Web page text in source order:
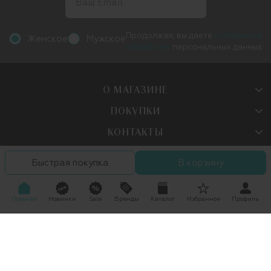
О МАГАЗИНЕ
ПОКУПКИ
КОНТАКТЫ
Быстрая покупка В корзину
Главная Новинки Sale Бренды Каталог Избранное Профиль